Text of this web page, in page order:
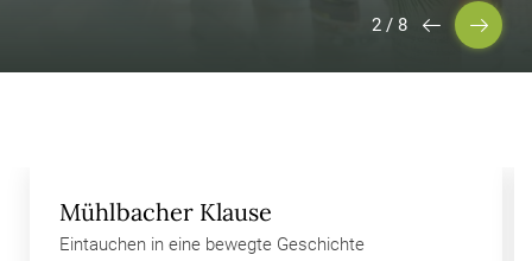
2 / 8
Mühlbacher Klause
Eintauchen in eine bewegte Geschichte